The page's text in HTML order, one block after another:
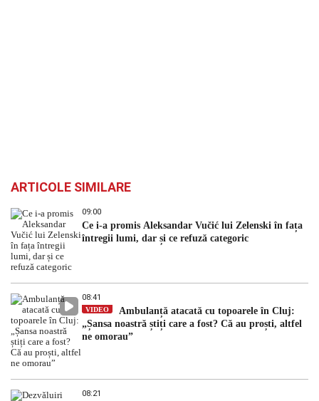
ARTICOLE SIMILARE
09:00
Ce i-a promis Aleksandar Vučić lui Zelenski în fața
întregii lumi, dar și ce refuză categoric
08:41
VIDEO
Ambulanță atacată cu topoarele în Cluj:
„Șansa noastră știți care a fost? Că au proști, altfel
ne omorau”
08:21